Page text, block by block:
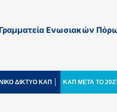
Γραμματεία Ενωσιακών
ΔΙΚΤΥΟ ΚΑΠ ΚΑΠ ΜΕΤΑ ΤΟ